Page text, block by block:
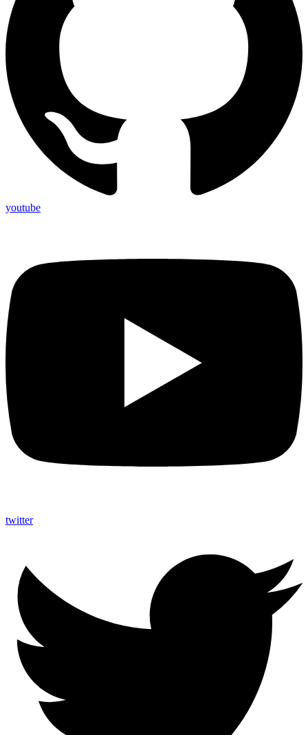
youtube
twitter